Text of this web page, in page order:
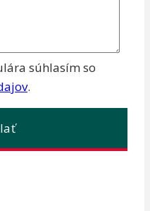
súhlasím so
.